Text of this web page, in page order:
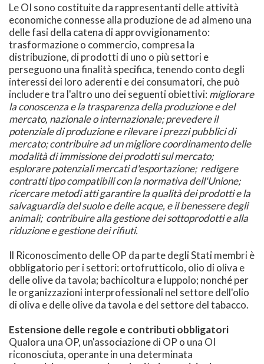
Le OI sono costituite da rappresentanti delle attività
economiche connesse alla produzione de ad almeno una
delle fasi della catena di approvvigionamento:
trasformazione o commercio, compresa la
distribuzione, di prodotti di uno o più settori e
perseguono una finalità specifica, tenendo conto degli
interessi dei loro aderenti e dei consumatori, che può
includere tra l'altro uno dei seguenti obiettivi: migliorare
la conoscenza e la trasparenza della produzione e del
mercato, nazionale o internazionale; prevedere il
potenziale di produzione e rilevare i prezzi pubblici di
mercato; contribuire ad un migliore coordinamento delle
modalità di immissione dei prodotti sul mercato;
esplorare potenziali mercati d'esportazione; redigere
contratti tipo compatibili con la normativa dell'Unione;
ricercare metodi atti garantire la qualità dei prodotti e la
salvaguardia del suolo e delle acque, e il benessere degli
animali; contribuire alla gestione dei sottoprodotti e alla
riduzione e gestione dei rifiuti.
Il Riconoscimento delle OP da parte degli Stati membri è
obbligatorio per i settori: ortofrutticolo, olio di oliva e
delle olive da tavola; bachicoltura e luppolo; nonché per
le organizzazioni interprofessionali nel settore dell'olio
di oliva e delle olive da tavola e del settore del tabacco.
Estensione delle regole e contributi obbligatori
Qualora una OP, un'associazione di OP o una OI
riconosciuta, operante in una determinata